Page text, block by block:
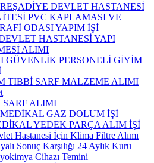
DEVLET HASTANESİ
PVC KAPLAMASI VE
ODASI YAPIM İŞİ
HASTANESİ YAPI
ALIMI
GÜVENLİK PERSONELİ GİYİM
TIBBİ SARF MALZEME ALIMI
SARF ALIMI
GAZ DOLUM İŞİ
YEDEK PARÇA ALIM İŞİ
Hastanesi İçin Klima Filtre Alımı
Sonuç Karşılığı 24 Aylık Kuru
Cihazı Temini